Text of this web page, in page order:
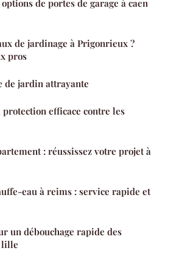
de portes de garage à caen
de jardinage à Prigonrieux ?
pros
de jardin attrayante
efficace contre les
: réussissez votre projet à
eau à reims : service rapide et
un débouchage rapide des
lille